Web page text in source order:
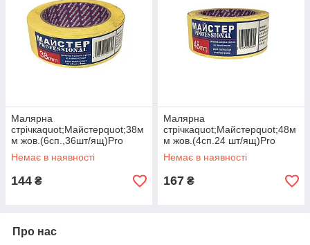
Малярна
стрічкаquot;Майстерquot;38м
м жов.(6сп.,36шт/ящ)Pro
ЕКОБОКС
Немає в наявності
144 ₴
Малярна
стрічкаquot;Майстерquot;48м
м жов.(4сп.24 шт/ящ)Pro
ЕКОБОКС
Немає в наявності
167 ₴
Про нас